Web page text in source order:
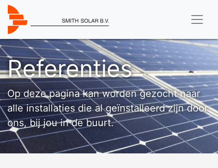
Referenties
Op deze pagina kan worden gezocht naar
alle installaties die al geïnstalleerd zijn door
ons, bij jou in de buurt.